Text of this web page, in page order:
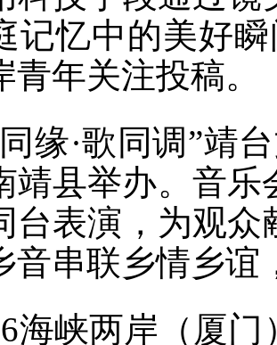
记忆中的美好
青年关注投稿。
·歌同调”靖台
靖县举办。音
台表演，为观
音串联乡情乡谊
峡两岸（厦门